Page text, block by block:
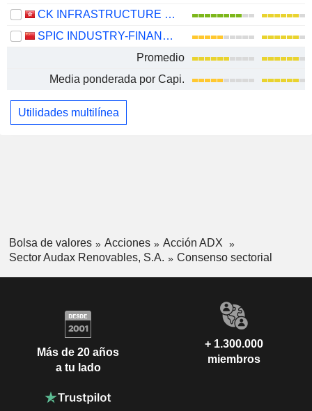
CK INFRASTRUCTURE HOLDINGS LIMITED
SPIC INDUSTRY-FINANCE HOLDINGS CO., LTD.
Promedio
Media ponderada por Capi.
Utilidades multilínea
Bolsa de valores Acciones
Acción ADX
Sector Audax Renovables, S.A.
Consenso sectorial
Más de 20 años
a tu lado
+ 1.300.000
miembros